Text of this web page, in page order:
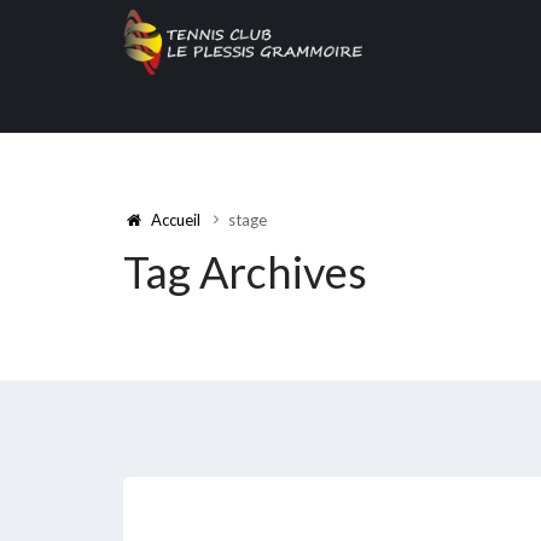
Accueil stage
Tag Archives